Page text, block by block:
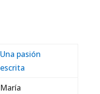
Una pasión
escrita
María